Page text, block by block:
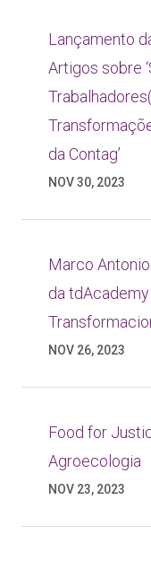
Lançamento
Artigos sobre
da Contag’
NOV 30, 2023
Marco
da
NOV 26, 2023
Food for
Agroecologia
NOV 23, 2023